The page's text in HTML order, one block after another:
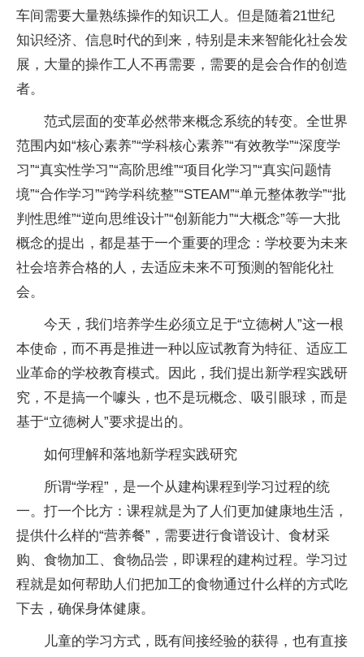
车间需要大量熟练操作的知识工人。但是随着21世纪
知识经济、信息时代的到来，特别是未来智能化社会发
展，大量的操作工人不再需要，需要的是会合作的创造
者。
范式层面的变革必然带来概念系统的转变。全世界
范围内如“核心素养”“学科核心素养”“有效教学”“深度学
习”“真实性学习”“高阶思维”“项目化学习”“真实问题情
境”“合作学习”“跨学科统整”“STEAM”“单元整体教学”“批
判性思维”“逆向思维设计”“创新能力”“大概念”等一大批
概念的提出，都是基于一个重要的理念：学校要为未来
社会培养合格的人，去适应未来不可预测的智能化社
会。
今天，我们培养学生必须立足于“立德树人”这一根
本使命，而不再是推进一种以应试教育为特征、适应工
业革命的学校教育模式。因此，我们提出新学程实践研
究，不是搞一个噱头，也不是玩概念、吸引眼球，而是
基于“立德树人”要求提出的。
如何理解和落地新学程实践研究
所谓“学程”，是一个从建构课程到学习过程的统
一。打一个比方：课程就是为了人们更加健康地生活，
提供什么样的“营养餐”，需要进行食谱设计、食材采
购、食物加工、食物品尝，即课程的建构过程。学习过
程就是如何帮助人们把加工的食物通过什么样的方式吃
下去，确保身体健康。
儿童的学习方式，既有间接经验的获得，也有直接